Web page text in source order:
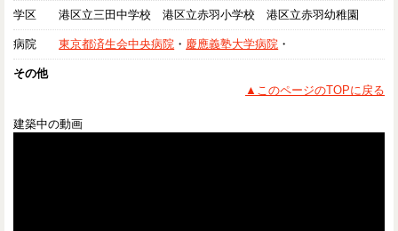
学区 港区立三田中学校 港区立赤羽小学校 港区立赤羽幼稚園
病院 東京都済生会中央病院 ・ 慶應義塾大学病院 ・
その他
▲このページのTOPに戻る
建築中の動画